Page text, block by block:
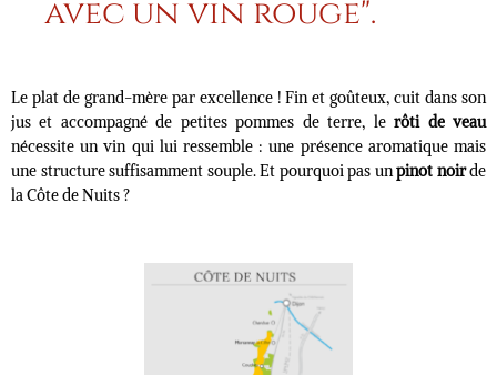
avec un vin rouge".
Le plat de grand-mère par excellence ! Fin et goûteux, cuit dans son
jus et accompagné de petites pommes de terre, lerôti de veau
nécessite un vin qui lui ressemble : une présence aromatique mais
une structure suffisamment souple. Et pourquoi pas unpinot noirde
la Côte de Nuits ?